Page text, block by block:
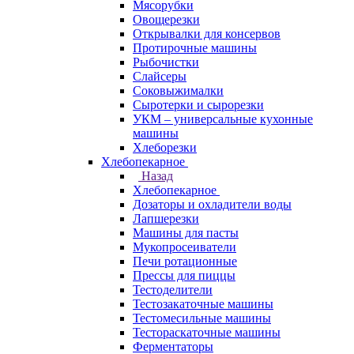
Мясорубки
Овощерезки
Открывалки для консервов
Протирочные машины
Рыбочистки
Слайсеры
Соковыжималки
Сыротерки и сырорезки
УКМ – универсальные кухонные
машины
Хлеборезки
Хлебопекарное
Назад
Хлебопекарное
Дозаторы и охладители воды
Лапшерезки
Машины для пасты
Мукопросеиватели
Печи ротационные
Прессы для пиццы
Тестоделители
Тестозакаточные машины
Тестомесильные машины
Тестораскаточные машины
Ферментаторы